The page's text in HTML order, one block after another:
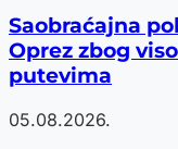
Saobraćajna
Oprez zbog
putevima
05.08.2026.